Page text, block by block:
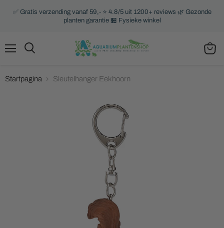
✅ Gratis verzending vanaf 59,- ⭐ 4.8/5 uit 1200+ reviews 🌿 Gezonde
planten garantie 🏪 Fysieke winkel
Startpagina Sleutelhanger Eekhoorn